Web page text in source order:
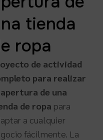
tienda
ropa
de actividad
para realizar
de una
de ropa para
a cualquier
fácilmente. La